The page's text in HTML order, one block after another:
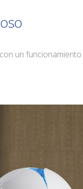
un funcionamiento